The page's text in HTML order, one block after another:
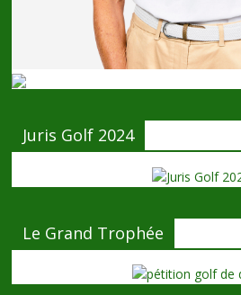
Juris Golf 2024
Le Grand Trophée